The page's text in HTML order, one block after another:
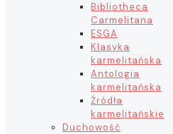
Bibliotheca
Carmelitana
ESGA
Klasyka
karmelitańska
Antologia
karmelitańska
Źródła
karmelitańskie
Duchowość